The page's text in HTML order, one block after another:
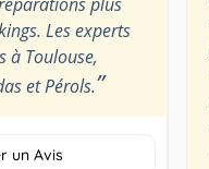
Les experts
à Toulouse,
et Pérols.”
un Avis